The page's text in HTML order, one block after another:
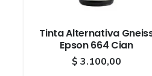
Tinta Alternativa
Epson 664 Cian
$ 3.100,00